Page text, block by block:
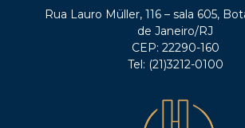
Rua Lauro Müller, 116 – sala 605,
de Janeiro/RJ
CEP: 22290-160
Tel: (21)3212-0100